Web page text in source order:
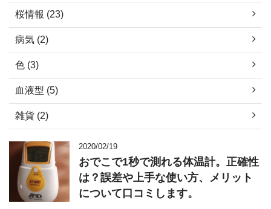
桜情報 (23)
病気 (2)
色 (3)
血液型 (5)
雑貨 (2)
2020/02/19
おでこで1秒で測れる体温計。正確性
は？誤差や上手な使い方、メリット
について口コミします。